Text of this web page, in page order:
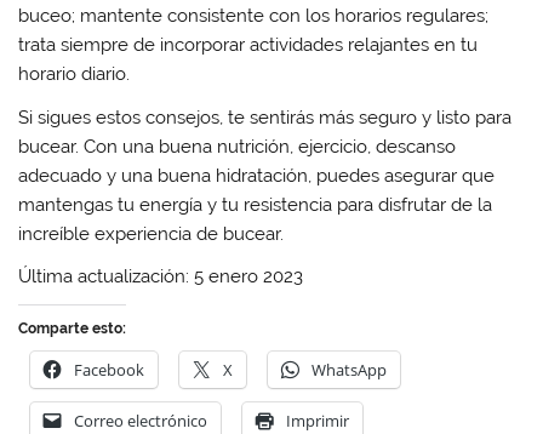
buceo; mantente consistente con los horarios regulares;
trata siempre de incorporar actividades relajantes en tu
horario diario.
Si sigues estos consejos, te sentirás más seguro y listo para
bucear. Con una buena nutrición, ejercicio, descanso
adecuado y una buena hidratación, puedes asegurar que
mantengas tu energía y tu resistencia para disfrutar de la
increíble experiencia de bucear.
Última actualización: 5 enero 2023
Comparte esto:
Facebook X WhatsApp
Correo electrónico Imprimir